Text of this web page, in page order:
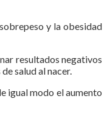
y la obesidad
resultados negativos
salud al nacer.
igual modo el aumento